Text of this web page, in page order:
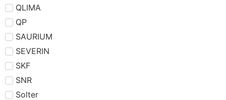
QLIMA
QP
SAURIUM
SEVERIN
SKF
SNR
Solter